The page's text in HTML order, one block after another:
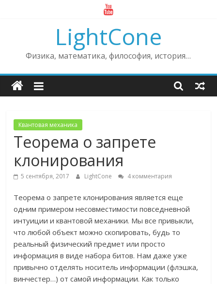
LightCone
Физика, математика, философия, история…
Квантовая механика
Теорема о запрете
клонирования
5 сентября, 2017 LightCone 4 комментария
Теорема о запрете клонирования является еще
одним примером несовместимости повседневной
интуиции и квантовой механики. Мы все привыкли,
что любой объект можно скопировать, будь то
реальный физический предмет или просто
информация в виде набора битов. Нам даже уже
привычно отделять носитель информации (флэшка,
винчестер…) от самой информации. Как только